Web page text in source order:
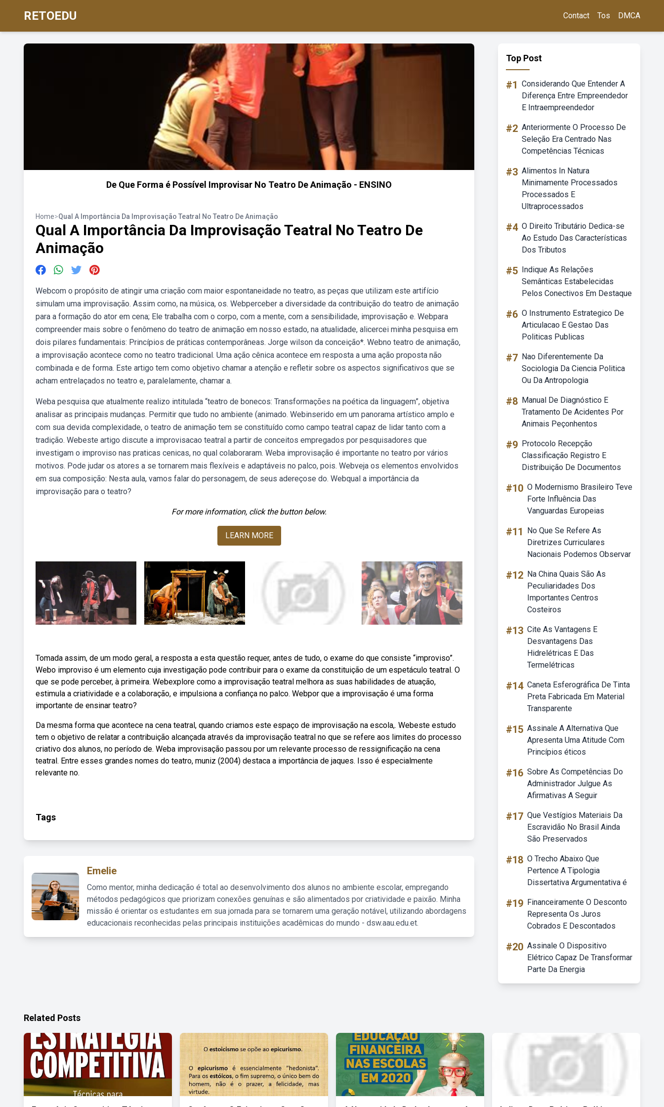
RETOEDU Contact Tos DMCA
De Que Forma é Possível Improvisar No Teatro De Animação - ENSINO
Home>Qual A Importância Da Improvisação Teatral No Teatro De Animação
Qual A Importância Da Improvisação Teatral No Teatro De
Animação
Webcom o propósito de atingir uma criação com maior espontaneidade no teatro, as peças que utilizam este artifício
simulam uma improvisação. Assim como, na música, os. Webperceber a diversidade da contribuição do teatro de animação
para a formação do ator em cena; Ele trabalha com o corpo, com a mente, com a sensibilidade, improvisação e. Webpara
compreender mais sobre o fenômeno do teatro de animação em nosso estado, na atualidade, alicercei minha pesquisa em
dois pilares fundamentais: Princípios de práticas contemporâneas. Jorge wilson da conceição*. Webno teatro de animação,
a improvisação acontece como no teatro tradicional. Uma ação cênica acontece em resposta a uma ação proposta não
combinada e de forma. Este artigo tem como objetivo chamar a atenção e refletir sobre os aspectos significativos que se
acham entrelaçados no teatro e, paralelamente, chamar a.
Weba pesquisa que atualmente realizo intitulada “teatro de bonecos: Transformações na poética da linguagem”, objetiva
analisar as principais mudanças. Permitir que tudo no ambiente (animado. Webinserido em um panorama artístico amplo e
com sua devida complexidade, o teatro de animação tem se constituído como campo teatral capaz de lidar tanto com a
tradição. Webeste artigo discute a improvisacao teatral a partir de conceitos empregados por pesquisadores que
investigam o improviso nas praticas cenicas, no qual colaboraram. Weba improvisação é importante no teatro por vários
motivos. Pode judar os atores a se tornarem mais flexíveis e adaptáveis no palco, pois. Webveja os elementos envolvidos
em sua composição: Nesta aula, vamos falar do personagem, de seus adereçose do. Webqual a importância da
improvisação para o teatro?
For more information, click the button below.
LEARN MORE
Tomada assim, de um modo geral, a resposta a esta questão requer, antes de tudo, o exame do que consiste “improviso”.
Webo improviso é um elemento cuja investigação pode contribuir para o exame da constituição de um espetáculo teatral. O
que se pode perceber, à primeira. Webexplore como a improvisação teatral melhora as suas habilidades de atuação,
estimula a criatividade e a colaboração, e impulsiona a confiança no palco. Webpor que a improvisação é uma forma
importante de ensinar teatro?
Da mesma forma que acontece na cena teatral, quando criamos este espaço de improvisação na escola,. Webeste estudo
tem o objetivo de relatar a contribuição alcançada através da improvisação teatral no que se refere aos limites do processo
criativo dos alunos, no período de. Weba improvisação passou por um relevante processo de ressignificação na cena
teatral. Entre esses grandes nomes do teatro, muniz (2004) destaca a importância de jaques. Isso é especialmente
relevante no.
Tags
Emelie
Como mentor, minha dedicação é total ao desenvolvimento dos alunos no ambiente escolar, empregando
métodos pedagógicos que priorizam conexões genuínas e são alimentados por criatividade e paixão. Minha
missão é orientar os estudantes em sua jornada para se tornarem uma geração notável, utilizando abordagens
educacionais reconhecidas pelas principais instituições acadêmicas do mundo - dsw.aau.edu.et.
Top Post
#1 Considerando Que Entender A
Diferença Entre Empreendedor
E Intraempreendedor
#2 Anteriormente O Processo De
Seleção Era Centrado Nas
Competências Técnicas
#3 Alimentos In Natura
Minimamente Processados
Processados E
Ultraprocessados
#4 O Direito Tributário Dedica-se
Ao Estudo Das Características
Dos Tributos
#5 Indique As Relações
Semânticas Estabelecidas
Pelos Conectivos Em Destaque
#6 O Instrumento Estrategico De
Articulacao E Gestao Das
Politicas Publicas
#7 Nao Diferentemente Da
Sociologia Da Ciencia Politica
Ou Da Antropologia
#8 Manual De Diagnóstico E
Tratamento De Acidentes Por
Animais Peçonhentos
#9 Protocolo Recepção
Classificação Registro E
Distribuição De Documentos
#10 O Modernismo Brasileiro Teve
Forte Influência Das
Vanguardas Europeias
#11
No Que Se Refere As
Diretrizes Curriculares
Nacionais Podemos Observar
#12 Na China Quais São As
Peculiaridades Dos
Importantes Centros
Costeiros
#13 Cite As Vantagens E
Desvantagens Das
Hidrelétricas E Das
Termelétricas
#14 Caneta Esferográfica De Tinta
Preta Fabricada Em Material
Transparente
#15 Assinale A Alternativa Que
Apresenta Uma Atitude Com
Princípios éticos
#16 Sobre As Competências Do
Administrador Julgue As
Afirmativas A Seguir
#17 Que Vestígios Materiais Da
Escravidão No Brasil Ainda
São Preservados
#18 O Trecho Abaixo Que
Pertence A Tipologia
Dissertativa Argumentativa é
#19 Financeiramente O Desconto
Representa Os Juros
Cobrados E Descontados
#20 Assinale O Dispositivo
Elétrico Capaz De Transformar
Parte Da Energia
Related Posts